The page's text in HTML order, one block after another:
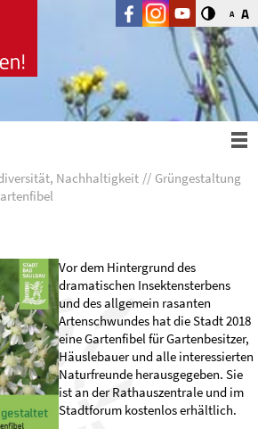
A A
Nachhaltigkeit
Grüngestaltung
Vor dem Hintergrund des
dramatischen Insektensterbens
und des allgemein rasanten
Artenschwundes hat die Stadt 2018
eine Gartenfibel für Gartenbesitzer,
Häuslebauer und alle interessierten
Naturfreunde herausgegeben. Sie
ist an der Rathauszentrale und im
Stadtforum kostenlos erhältlich.